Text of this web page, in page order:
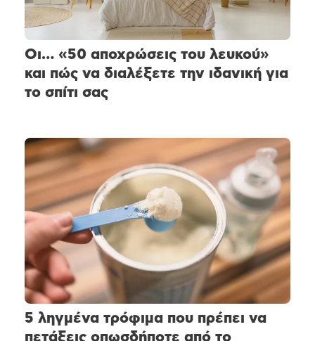
Οι… «50 αποχρώσεις του λευκού»
και πώς να διαλέξετε την ιδανική για
το σπίτι σας
5 ληγμένα τρόφιμα που πρέπει να
πετάξεις οπωσδήποτε από το